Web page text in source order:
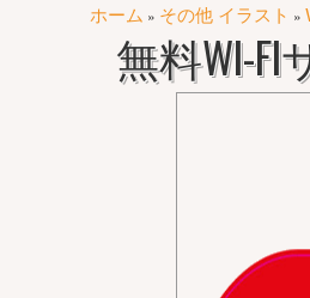
ホーム » その他 イラスト »
無料WI-